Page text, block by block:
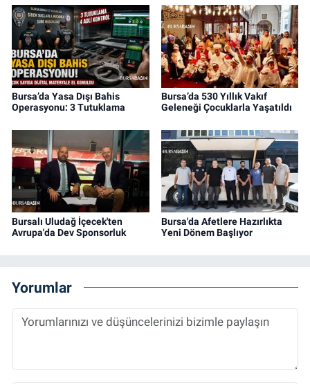
Bursa’da Yasa Dışı Bahis
Operasyonu: 3 Tutuklama
Bursa’da 530 Yıllık Vakıf
Geleneği Çocuklarla Yaşatıldı
Bursalı Uludağ İçecek'ten
Avrupa'da Dev Sponsorluk
Bursa'da Afetlere Hazırlıkta
Yeni Dönem Başlıyor
Yorumlar